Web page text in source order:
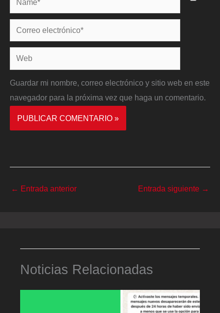
Correo
electrónico*
Web
Guardar mi nombre, correo electrónico y sitio web en este
navegador para la próxima vez que haga un comentario.
← Entrada anterior Entrada siguiente →
Noticias Relacionadas